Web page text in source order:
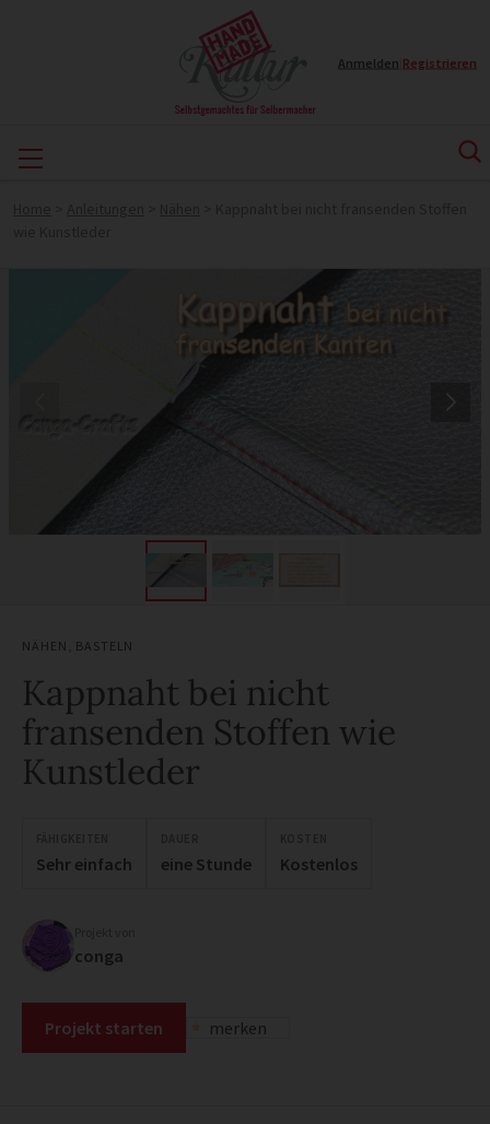
Anmelden Registrieren
NÄHEN BASTELN
Kappnaht bei nicht
fransenden Stoffen wie
Kunstleder
Sehr einfach eine Stunde Kostenlos
conga
Projekt starten merken